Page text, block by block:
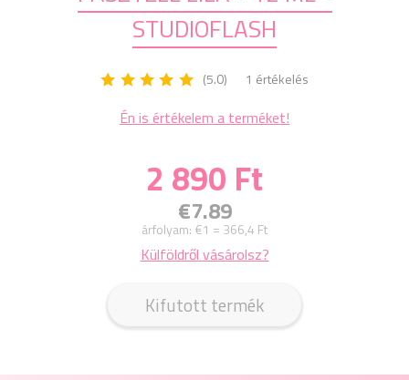
STUDIOFLASH
(5.0) 1 értékelés
Én is értékelem a terméket!
2 890 Ft
€7.89
árfolyam: €1 = 366,4 Ft
Külföldről vásárolsz?
Kifutott termék